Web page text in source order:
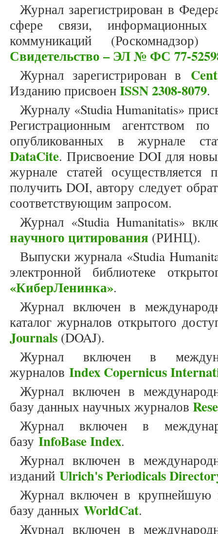
Журнал зарегистрирован в
сфере связи,
коммуникаций
Свидетельство – ЭЛ № ФС 77-
Журнал зарегистрирован в
Изданию присвоенISSN 2308-8079.
Журналу «Studia Humanitatis»
Регистрационным агентством
опубликованных в журнале
DataCite. Присвоение DOI для
журнале статей
получить DOI, автору следует
соответствующим запросом.
Журнал «Studia Humanitatis»
научного цитирования (РИНЦ).
Выпуски журнала «Studia
электронной библиотеке
«КиберЛенинка».
Журнал включен в
каталог журналов открытого
Journals (DOAJ).
Журнал включен в
журналов Index Copernicus
Журнал включен в
базу данных научных журналов
Журнал включен в
базу InfoBase Index.
Журнал включен в
изданий Ulrich's Periodicals
Журнал включен в крупнейшую
базу данных WorldCat.
Журнал включен в